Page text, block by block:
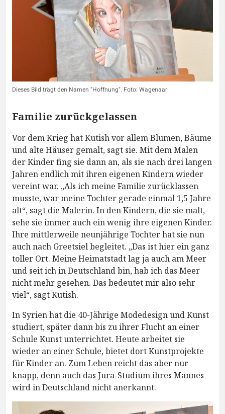
Dieses Bild trägt den Namen "Hoffnung". Foto: Wagenaar
Familie zurückgelassen
Vor dem Krieg hat Kutish vor allem Blumen, Bäume
und alte Häuser gemalt, sagt sie. Mit dem Malen
der Kinder fing sie dann an, als sie nach drei langen
Jahren endlich mit ihren eigenen Kindern wieder
vereint war. „Als ich meine Familie zurücklassen
musste, war meine Tochter gerade einmal 1,5 Jahre
alt“, sagt die Malerin. In den Kindern, die sie malt,
sehe sie immer auch ein wenig ihre eigenen Kinder.
Ihre mittlerweile neunjährige Tochter hat sie nun
auch nach Greetsiel begleitet. „Das ist hier ein ganz
toller Ort. Meine Heimatstadt lag ja auch am Meer
und seit ich in Deutschland bin, hab ich das Meer
nicht mehr gesehen. Das bedeutet mir also sehr
viel“, sagt Kutish.
In Syrien hat die 40-Jährige Modedesign und Kunst
studiert, später dann bis zu ihrer Flucht an einer
Schule Kunst unterrichtet. Heute arbeitet sie
wieder an einer Schule, bietet dort Kunstprojekte
für Kinder an. Zum Leben reicht das aber nur
knapp, denn auch das Jura-Studium ihres Mannes
wird in Deutschland nicht anerkannt.